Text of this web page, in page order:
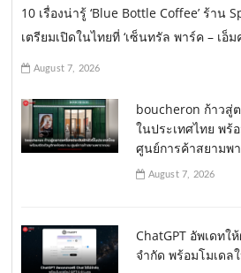
10 เรื่องน่ารู้ ‘Blue Bottle Coffee’ ร้าน
เตรียมเปิดในไทยที่ ‘เซ็นทรัล พาร์ค – เอ็
August 7, 2026
boucheron ก้าวสู่
ในประเทศไทย พร้
ศูนย์การค้าสยามพ
August 7, 2026
ChatGPT อัพเดท
จำกัด พร้อมโมเดล